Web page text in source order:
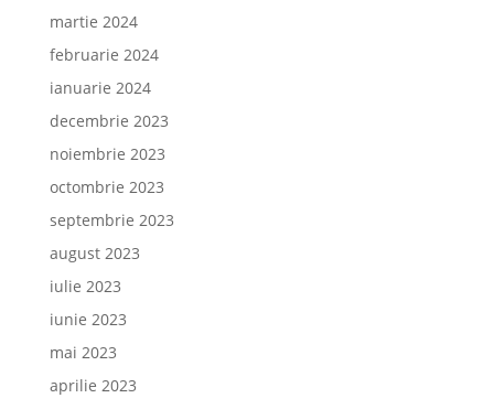
martie 2024
februarie 2024
ianuarie 2024
decembrie 2023
noiembrie 2023
octombrie 2023
septembrie 2023
august 2023
iulie 2023
iunie 2023
mai 2023
aprilie 2023